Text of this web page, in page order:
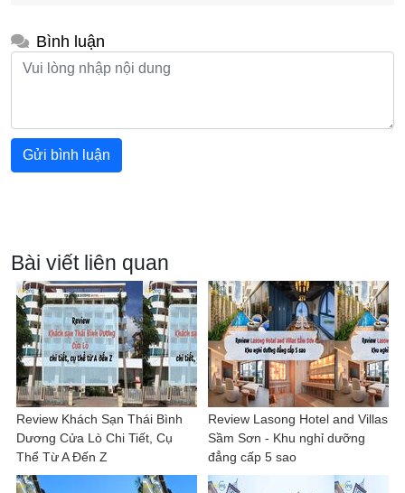
Bình luận
Gửi bình luận
Bài viết liên quan
Review Khách Sạn Thái Bình
Dương Cửa Lò Chi Tiết, Cụ
Thể Từ A Đến Z
Review Lasong Hotel and Villas
Sầm Sơn - Khu nghỉ dưỡng
đẳng cấp 5 sao